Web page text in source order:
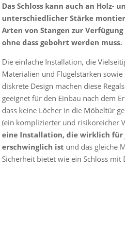
Das Schloss kann auch an Holz-
unterschiedlicher Stärke
Arten von Stangen zur
ohne dass gebohrt werden muss.
Die einfache Installation, die
Materialien und Flügelstärken
diskrete Design machen diese
geeignet für den Einbau nach dem
dass keine Löcher in die Möbeltür
(ein komplizierter und risikoreicher
eine Installation, die wirklich für
erschwinglich ist und das gleiche
Sicherheit bietet wie ein Schloss mit